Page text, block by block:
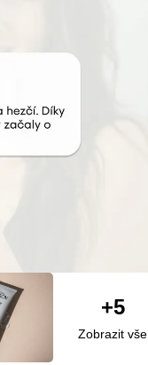
+5
Zobrazit vše